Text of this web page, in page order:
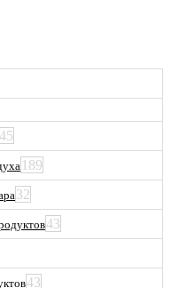
45
189
32
43
43